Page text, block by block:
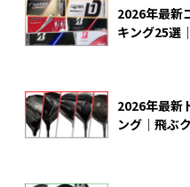
2026年最新
キング25選
2026年最新
ング｜飛ぶ